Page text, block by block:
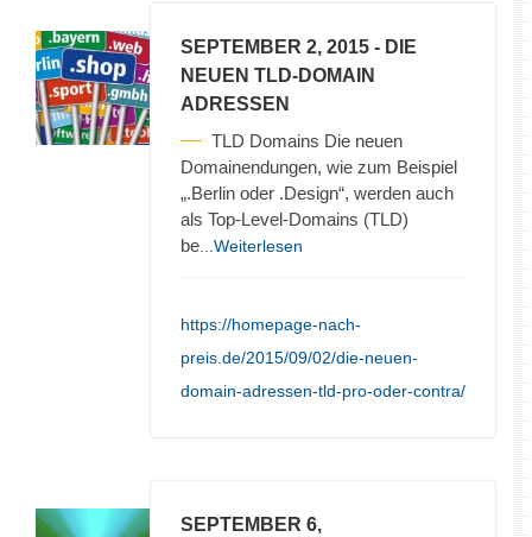
SEPTEMBER 2, 2015 - DIE
NEUEN TLD-DOMAIN
ADRESSEN
TLD Domains Die neuen
Domainendungen, wie zum Beispiel
„.Berlin oder .Design“, werden auch
als Top-Level-Domains (TLD)
be ...Weiterlesen
https://homepage-nach-
preis.de/2015/09/02/die-neuen-
domain-adressen-tld-pro-oder-contra/
SEPTEMBER 6,